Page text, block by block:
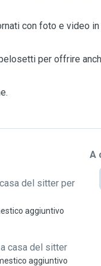
con foto e video
per offrire
del sitter per
aggiuntivo
casa del sitter
aggiuntivo
A